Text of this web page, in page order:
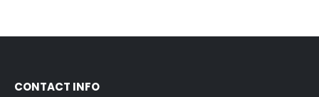
CONTACT INFO